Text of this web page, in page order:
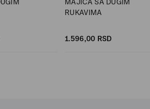
RUKAVIMA
1.596,00 RSD